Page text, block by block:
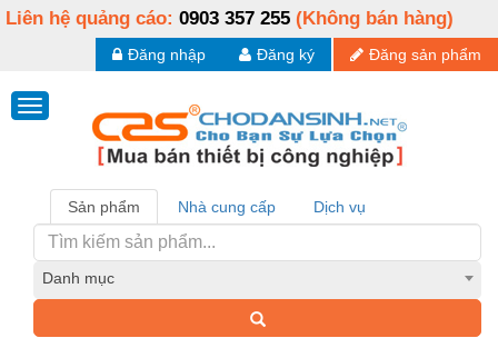
Liên hệ quảng cáo: 0903 357 255 (Không bán hàng)
Đăng sản phẩm
Đăng ký
Đăng nhập
Sản phẩm Nhà cung cấp Dịch vụ
Danh mục